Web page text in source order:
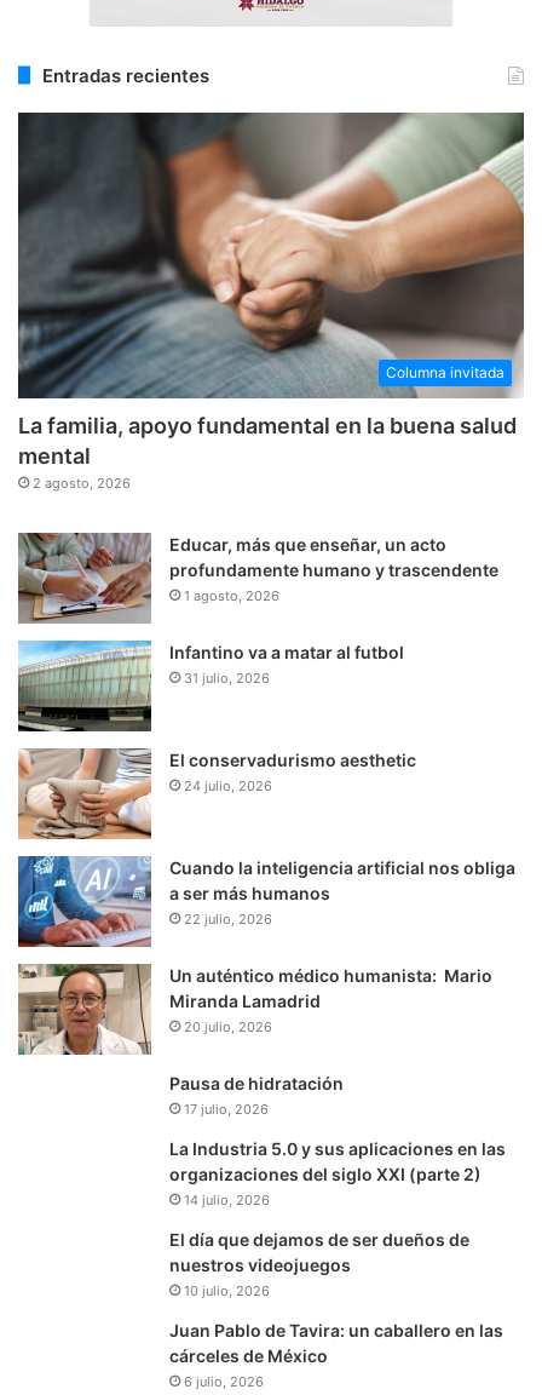
Entradas recientes
Columna invitada
La familia, apoyo fundamental en la buena salud
mental
2 agosto, 2026
Educar, más que enseñar, un acto
profundamente humano y trascendente
1 agosto, 2026
Infantino va a matar al futbol
31 julio, 2026
El conservadurismo aesthetic
24 julio, 2026
Cuando la inteligencia artificial nos obliga
a ser más humanos
22 julio, 2026
Un auténtico médico humanista: Mario
Miranda Lamadrid
20 julio, 2026
Pausa de hidratación
17 julio, 2026
La Industria 5.0 y sus aplicaciones en las
organizaciones del siglo XXI (parte 2)
14 julio, 2026
El día que dejamos de ser dueños de
nuestros videojuegos
10 julio, 2026
Juan Pablo de Tavira: un caballero en las
cárceles de México
6 julio, 2026